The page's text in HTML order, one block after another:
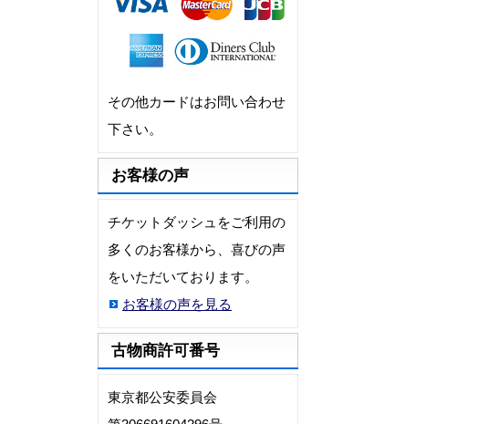
その他カードはお問い合わせ
下さい。
お客様の声
チケットダッシュをご利用の
多くのお客様から、喜びの声
をいただいております。
お客様の声を見る
古物商許可番号
東京都公安委員会